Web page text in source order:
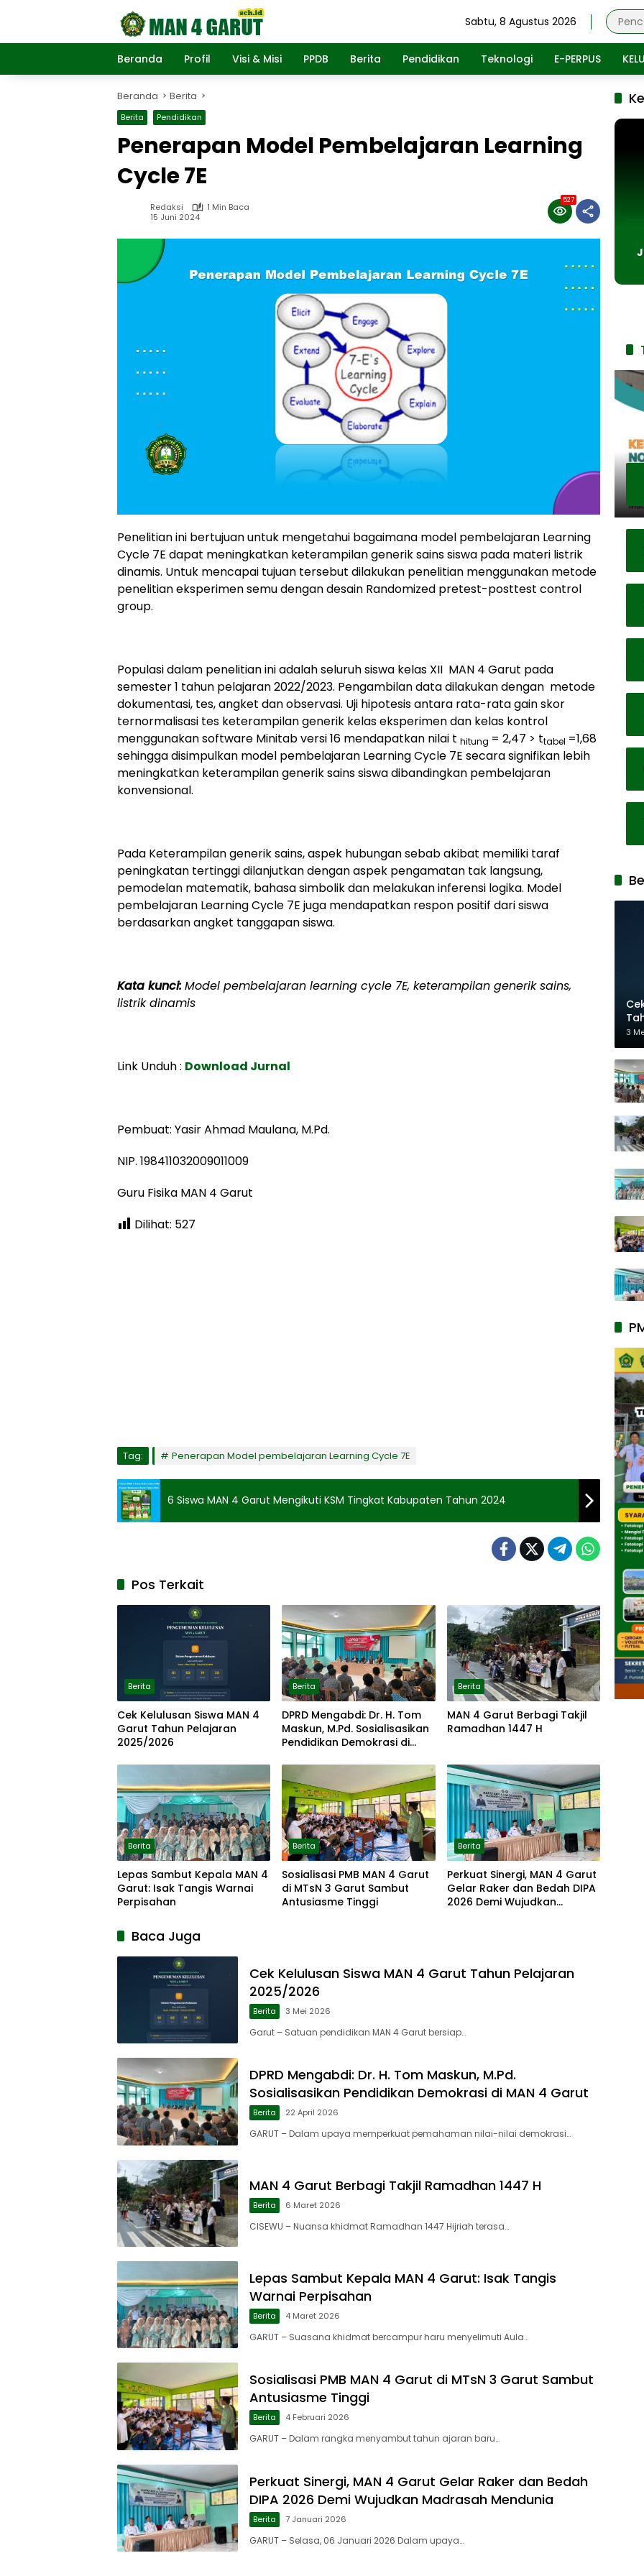
Sabtu, 8 Agustus 2026
Beranda Profil Visi & Misi PPDB Berita Pendidikan Teknologi E-PERPUS
Beranda Berita
Berita Pendidikan
Penerapan Model Pembelajaran Learning
Cycle 7E
Redaksi
1 Min Baca
15 Juni 2024
527
Penelitian ini bertujuan untuk mengetahui bagaimana model pembelajaran Learning
Cycle 7E dapat meningkatkan keterampilan generik sains siswa pada materi listrik
dinamis. Untuk mencapai tujuan tersebut dilakukan penelitian menggunakan metode
penelitian eksperimen semu dengan desain Randomized pretest-posttest control
group.
Populasi dalam penelitian ini adalah seluruh siswa kelas XII MAN 4 Garut pada
semester 1 tahun pelajaran 2022/2023. Pengambilan data dilakukan dengan metode
dokumentasi, tes, angket dan observasi. Uji hipotesis antara rata-rata gain skor
ternormalisasi tes keterampilan generik kelas eksperimen dan kelas kontrol
menggunakan software Minitab versi 16 mendapatkan nilai t hitung = 2,47 > ttabel =1,68
sehingga disimpulkan model pembelajaran Learning Cycle 7E secara signifikan lebih
meningkatkan keterampilan generik sains siswa dibandingkan pembelajaran
konvensional.
Pada Keterampilan generik sains, aspek hubungan sebab akibat memiliki taraf
peningkatan tertinggi dilanjutkan dengan aspek pengamatan tak langsung,
pemodelan matematik, bahasa simbolik dan melakukan inferensi logika. Model
pembelajaran Learning Cycle 7E juga mendapatkan respon positif dari siswa
berdasarkan angket tanggapan siswa.
Kata kunci: Model pembelajaran learning cycle 7E, keterampilan generik sains,
listrik dinamis
Link Unduh : Download Jurnal
Pembuat: Yasir Ahmad Maulana, M.Pd.
NIP. 198411032009011009
Guru Fisika MAN 4 Garut
Dilihat: 527
Tag: Penerapan Model pembelajaran Learning Cycle 7E
6 Siswa MAN 4 Garut Mengikuti KSM Tingkat Kabupaten Tahun 2024
Pos Terkait
Berita
Cek Kelulusan Siswa MAN 4
Garut Tahun Pelajaran
2025/2026
Berita
DPRD Mengabdi: Dr. H. Tom
Maskun, M.Pd. Sosialisasikan
Pendidikan Demokrasi di
Berita
MAN 4 Garut Berbagi Takjil
Ramadhan 1447 H
Berita
Lepas Sambut Kepala MAN 4
Garut: Isak Tangis Warnai
Perpisahan
Berita
Sosialisasi PMB MAN 4 Garut
di MTsN 3 Garut Sambut
Antusiasme Tinggi
Berita
Perkuat Sinergi, MAN 4 Garut
Gelar Raker dan Bedah DIPA
2026 Demi Wujudkan
Baca Juga
Cek Kelulusan Siswa MAN 4 Garut Tahun Pelajaran
2025/2026
Berita 3 Mei 2026
Garut – Satuan pendidikan MAN 4 Garut bersiap…
DPRD Mengabdi: Dr. H. Tom Maskun, M.Pd.
Sosialisasikan Pendidikan Demokrasi di MAN 4 Garut
Berita 22 April 2026
GARUT – Dalam upaya memperkuat pemahaman nilai-nilai demokrasi…
MAN 4 Garut Berbagi Takjil Ramadhan 1447 H
Berita 6 Maret 2026
CISEWU – Nuansa khidmat Ramadhan 1447 Hijriah terasa…
Lepas Sambut Kepala MAN 4 Garut: Isak Tangis
Warnai Perpisahan
Berita 4 Maret 2026
GARUT – Suasana khidmat bercampur haru menyelimuti Aula…
Sosialisasi PMB MAN 4 Garut di MTsN 3 Garut Sambut
Antusiasme Tinggi
Berita 4 Februari 2026
GARUT – Dalam rangka menyambut tahun ajaran baru…
Perkuat Sinergi, MAN 4 Garut Gelar Raker dan Bedah
DIPA 2026 Demi Wujudkan Madrasah Mendunia
Berita 7 Januari 2026
GARUT – Selasa, 06 Januari 2026 Dalam upaya…
3